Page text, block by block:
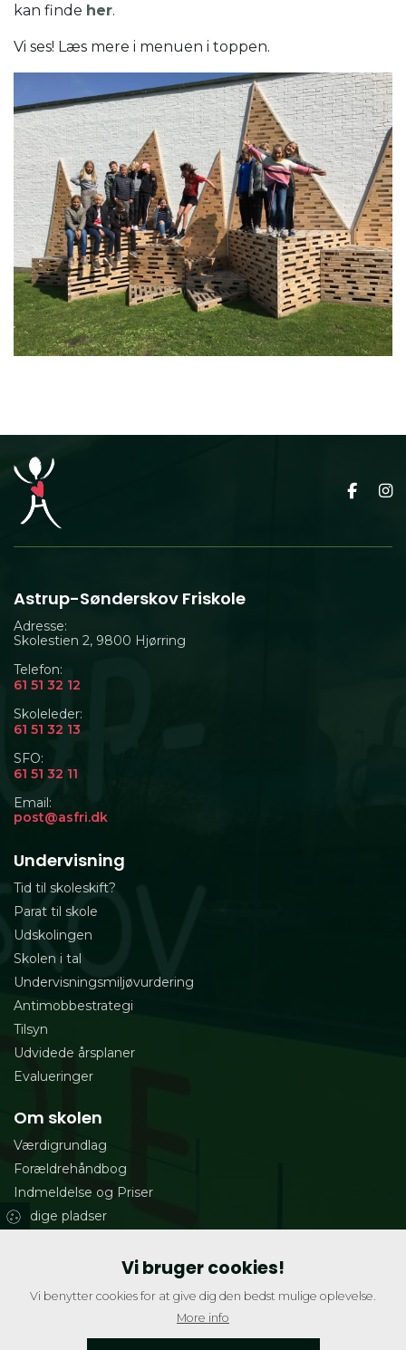
kan finde her.
Vi ses! Læs mere i menuen i toppen.
Astrup-Sønderskov Friskole
Adresse:
Skolestien 2, 9800 Hjørring
Telefon:
61 51 32 12
Skoleleder:
61 51 32 13
SFO:
61 51 32 11
Email:
post@asfri.dk
Undervisning
Tid til skoleskift?
Parat til skole
Udskolingen
Skolen i tal
Undervisningsmiljøvurdering
Antimobbestrategi
Tilsyn
Udvidede årsplaner
Evalueringer
Om skolen
Værdigrundlag
Forældrehåndbog
Indmeldelse og Priser
Ledige pladser
Vi bruger cookies!
Vi benytter cookies for at give dig den bedst mulige oplevelse.
More info